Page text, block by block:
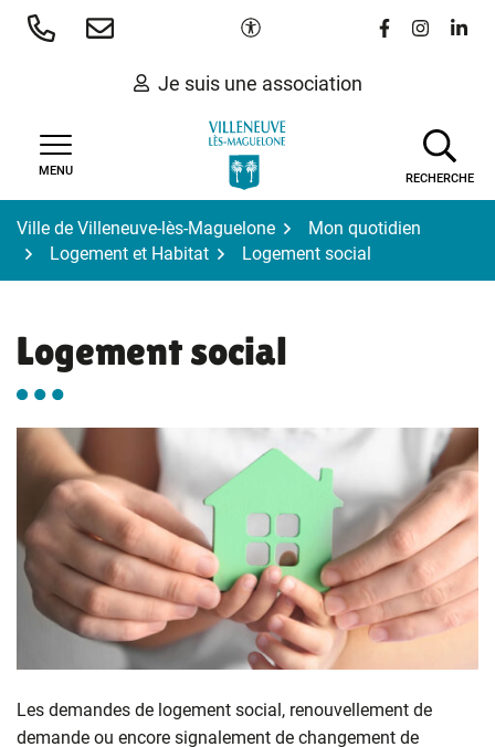
Aller
Paramètres d'accessibilité
Lien vers le
Lien vers
Lien
Je suis une association
MENU
RECHERCHE
Ville de Villeneuve-lès-Maguelone
Mon quotidien
Logement et Habitat
Logement social
Logement social
Les demandes de logement social, renouvellement de
demande ou encore signalement de changement de